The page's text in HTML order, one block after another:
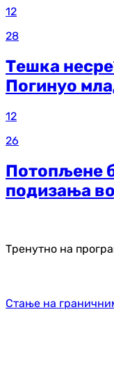
12
28
Тешка
Погинуо
12
26
Потопљене
подизања
Тренутно на
Стање на